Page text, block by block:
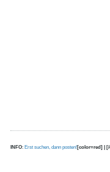
INFO: Erst suchen, dann posten![color=red] |